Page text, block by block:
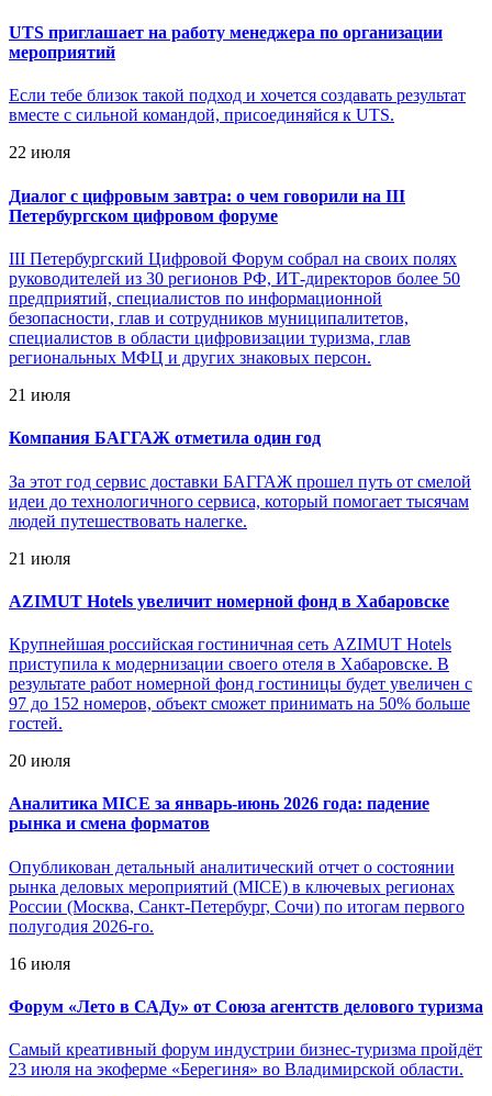
UTS приглашает на работу менеджера по организации
мероприятий
Если тебе близок такой подход и хочется создавать результат
вместе с сильной командой, присоединяйся к UTS.
22 июля
Диалог с цифровым завтра: о чем говорили на III
Петербургском цифровом форуме
III Петербургский Цифровой Форум собрал на своих полях
руководителей из 30 регионов РФ, ИТ-директоров более 50
предприятий, специалистов по информационной
безопасности, глав и сотрудников муниципалитетов,
специалистов в области цифровизации туризма, глав
региональных МФЦ и других знаковых персон.
21 июля
Компания БАГГАЖ отметила один год
За этот год сервис доставки БАГГАЖ прошел путь от смелой
идеи до технологичного сервиса, который помогает тысячам
людей путешествовать налегке.
21 июля
AZIMUT Hotels увеличит номерной фонд в Хабаровске
Крупнейшая российская гостиничная сеть AZIMUT Hotels
приступила к модернизации своего отеля в Хабаровске. В
результате работ номерной фонд гостиницы будет увеличен с
97 до 152 номеров, объект сможет принимать на 50% больше
гостей.
20 июля
Аналитика MICE за январь-июнь 2026 года: падение
рынка и смена форматов
Опубликован детальный аналитический отчет о состоянии
рынка деловых мероприятий (MICE) в ключевых регионах
России (Москва, Санкт-Петербург, Сочи) по итогам первого
полугодия 2026-го.
16 июля
Форум «Лето в САДу» от Союза агентств делового туризма
Самый креативный форум индустрии бизнес-туризма пройдёт
23 июля на экоферме «Берегиня» во Владимирской области.